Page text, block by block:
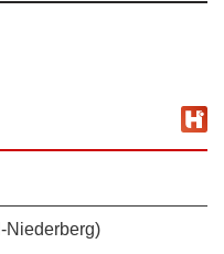
Niederberg)